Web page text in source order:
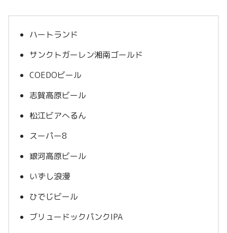
ハートランド
サンクトガーレン湘南ゴールド
COEDOビール
志賀高原ビール
松江ビアへるん
スーパー8
銀河高原ビール
いずし浪漫
ひでじビール
ブリュードックパンクIPA